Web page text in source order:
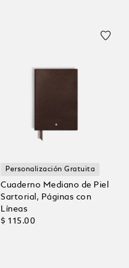
Personalización Gratuita
Cuaderno Mediano de Piel
Sartorial, Páginas con
Líneas
$ 115.00